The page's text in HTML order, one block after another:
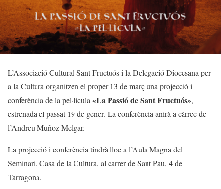
L’Associació Cultural Sant Fructuós i la Delegació Diocesana per
a la Cultura organitzen el proper 13 de març una projecció i
conferència de la pel·lícula «La Passió de Sant Fructuós»,
estrenada el passat 19 de gener. La conferència anirà a càrrec de
l’Andreu Muñoz Melgar.
La projecció i conferència tindrà lloc a l’Aula Magna del
Seminari. Casa de la Cultura, al carrer de Sant Pau, 4 de
Tarragona.